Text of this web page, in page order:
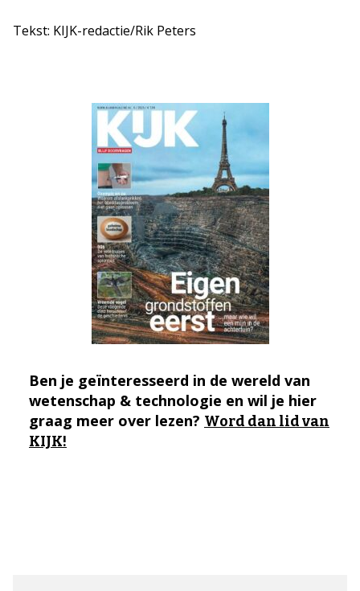
Tekst: KIJK-redactie/Rik Peters
Ben je geïnteresseerd in de wereld van
wetenschap & technologie en wil je hier
graag meer over lezen? Word dan lid van
KIJK!